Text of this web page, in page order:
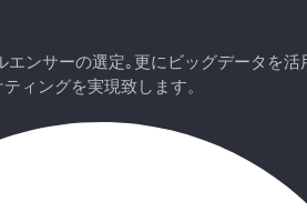
ンサーの選定｡更にビッグデータを活
ィングを実現致します。